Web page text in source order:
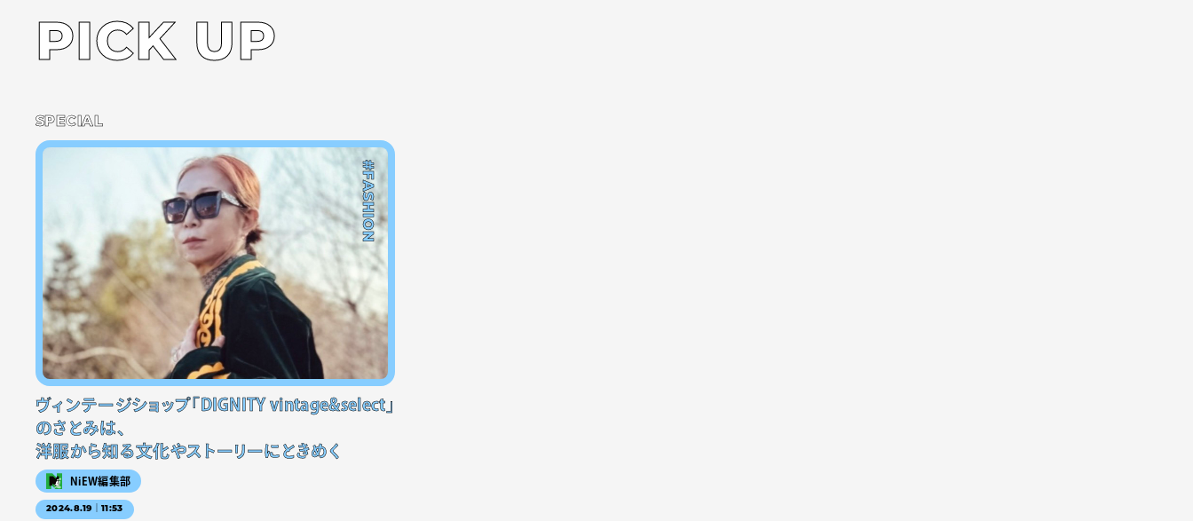
PICK UP
SPECIAL
#FASHION
ヴィンテージショップ「DIGNITY vintage&select」
のさとみは、
洋服から知る文化やストーリーにときめく
NiEW編集部
2024.8.19｜11:53